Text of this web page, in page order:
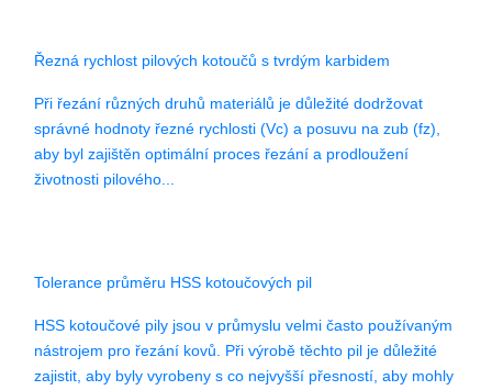
Řezná rychlost pilových kotoučů s tvrdým karbidem
Při řezání různých druhů materiálů je důležité dodržovat
správné hodnoty řezné rychlosti (Vc) a posuvu na zub (fz),
aby byl zajištěn optimální proces řezání a prodloužení
životnosti pilového...
Tolerance průměru HSS kotoučových pil
HSS kotoučové pily jsou v průmyslu velmi často používaným
nástrojem pro řezání kovů. Při výrobě těchto pil je důležité
zajistit, aby byly vyrobeny s co nejvyšší přesností, aby mohly